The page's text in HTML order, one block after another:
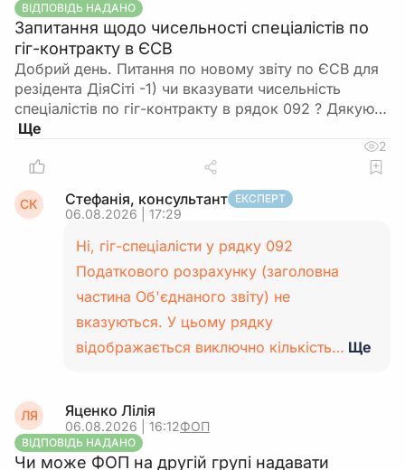
ВІДПОВІДЬ НАДАНО
Запитання щодо чисельності спеціалістів по
гіг-контракту в ЄСВ
Добрий день. Питання по новому звіту по ЄСВ для
резідента ДіяСіті -1) чи вказувати чисельність
спеціалістів по гіг-контракту в рядок 092 ? Дякую…
2
СК Стефанія, консультант ЕКСПЕРТ
06.08.2026 | 17:29
Ні, гіг-спеціалісти у рядку 092
Податкового розрахунку (заголовна
частина Об'єднаного звіту) не
вказуються. У цьому рядку
відображається виключно кількість… Ще
ЛЯ Яценко Лілія
06.08.2026 | 16:12ФОП
ВІДПОВІДЬ НАДАНО
Чи може ФОП на другій групі надавати